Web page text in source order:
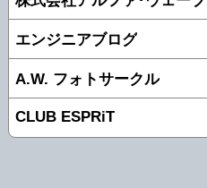
エンジニアブログ
A.W. フォトサークル
CLUB ESPRiT